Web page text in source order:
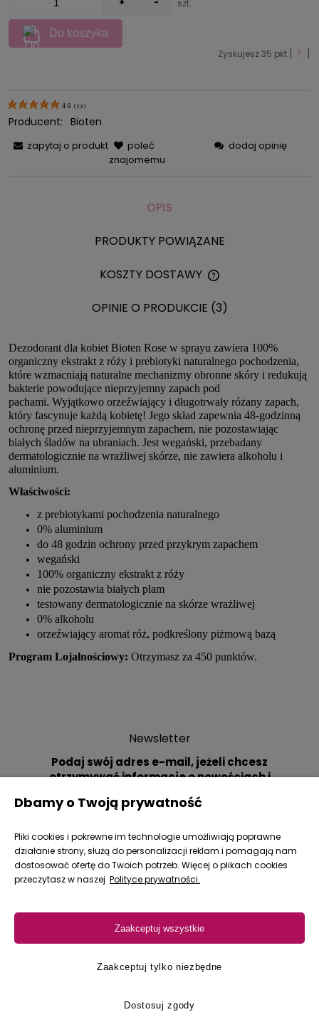
szt.
Do koszyka
Zyskujesz35 pkt [ ?
4.9 ( 23 )
Producent: Bioten
zapytaj o produkt
poleć
znajomemu
dodaj opinię
OPIS
PRODUKTY POWIĄZANE
KOSZTY DOSTAWY
OPINIE O PRODUKCIE (3)
Dezodorant dla kobiet Bioten Rose w sprayu zawiera 100%
organiczny ekstrakt z róży i prebiotyki naturalnego pochodzenia,
które wzmacniają naturalne mechanizmy obronne skóry i redukują
bakterie powodujące nieprzyjemny zapach pod
pachami. Wyjątkowo orzeźwiający i długotrwały różany zapach,
który fascynuje każdą kobietę! Jego skład zapewnia 48-godzinną
ochronę przed nieprzyjemnym zapachem, nie pozostawiając
białych śladów na ubraniach. Jest wegański, przebadany
dermatologicznie na wrażliwej skórze, nie zawiera alkoholu i
aluminium.
Właściwości:
z prebiotykami pochodzenia naturalnego
0% aluminium
do 48 godzin ochrony przed przykrym zapachem
wegański
100% organiczny ekstrakt z róży
nie pozostawia białych plam
testowany dermatologicznie na skórze wrażliwej
0% alkoholu
orzeźwiający aromat róż, podkreślony piżmową bazą
Program Lojalnościowy: Otrzymasz za 450 punktów.
Newsletter
Podaj swój adres e-mail, jeżeli chcesz
otrzymywać informacje o nowościach i
Pomoc
Moje konto
Dbamy o Twoją prywatność
Pliki cookies i pokrewne im technologie umożliwiają poprawne
działanie strony, służą do personalizacji reklam i pomagają nam
dostosować ofertę do Twoich potrzeb. Więcej o plikach cookies
przeczytasz w naszej Polityce prywatności.
Zaakceptuj wszystkie
Zaakceptuj tylko niezbędne
Dostosuj zgody